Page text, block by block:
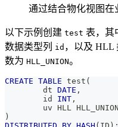
通过结合物化视图在
以下示例创建 test 表，其
数据类型列 id ，以及 HLL
数为 HLL_UNION。
CREATE TABLE test (
        dt
DATE ,
        id
INT ,
        uv HLL HLL_UNION
)